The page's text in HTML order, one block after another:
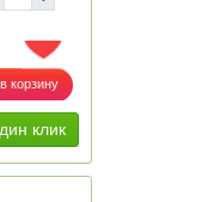
ДОБАВИТЬ В ИЗБРАННОЕ